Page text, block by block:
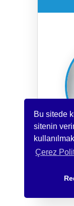
Bu sitede
sitenin
Çerez